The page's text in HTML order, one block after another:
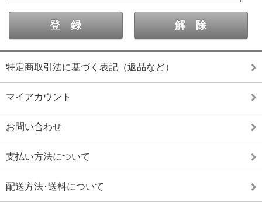
特定商取引法に基づく表記（返品など）
マイアカウント
お問い合わせ
支払い方法について
配送方法･送料について